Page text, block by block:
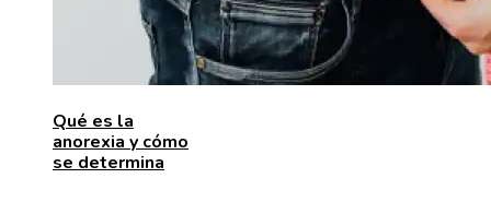
Qué es la
anorexia y cómo
se determina